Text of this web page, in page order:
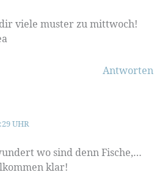
viele muster zu mittwoch!
Antworten
UHR
wo sind denn Fische,…
klar!